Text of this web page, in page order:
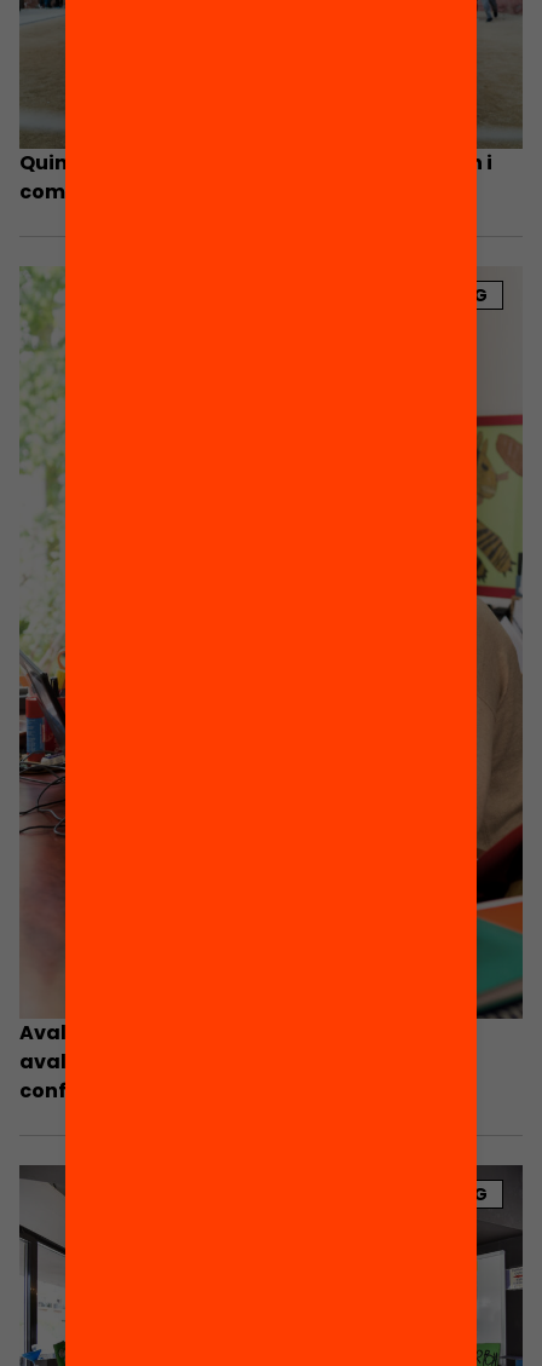
Quins programes d’estiu educatiu funcionen i
com els fem viables?
BLOG
Avaluem per aprendre millor: com fer una
avaluació formativa efectiva en temps de
confinament?
BLOG